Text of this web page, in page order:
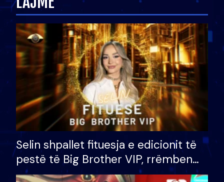
Selin shpallet fituesja e edicionit të
pestë të Big Brother VIP, rrëmben
çmimin e madh prej 100 mijë eurosh